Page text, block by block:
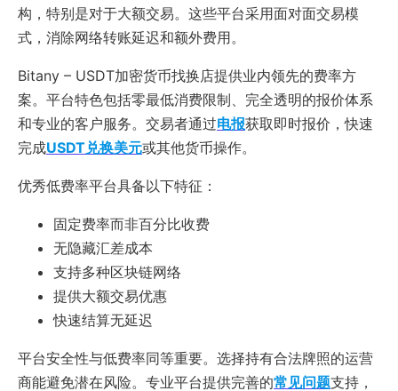
构，特别是对于大额交易。这些平台采用面对面交易模
式，消除网络转账延迟和额外费用。
Bitany – USDT加密货币找换店提供业内领先的费率方
案。平台特色包括零最低消费限制、完全透明的报价体系
和专业的客户服务。交易者通过电报获取即时报价，快速
完成USDT兑换美元或其他货币操作。
优秀低费率平台具备以下特征：
固定费率而非百分比收费
无隐藏汇差成本
支持多种区块链网络
提供大额交易优惠
快速结算无延迟
平台安全性与低费率同等重要。选择持有合法牌照的运营
商能避免潜在风险。专业平台提供完善的常见问题支持，